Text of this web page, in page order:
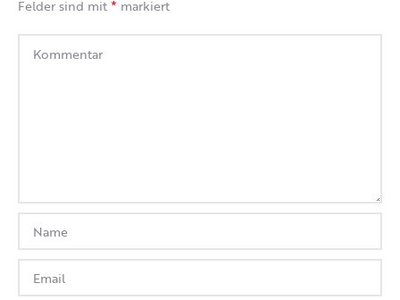
Felder sind mit* markiert